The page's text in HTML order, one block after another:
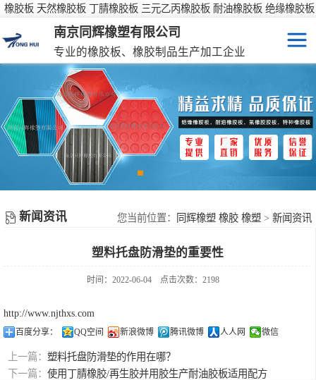
橡胶板 天然橡胶板 丁腈橡胶板 三元乙丙橡胶板 耐油橡胶板 绝缘橡胶板
南京同辉橡塑有限公司
专业的橡胶板、橡胶制品生产加工企业
新闻资讯 您当前位置： 同辉橡塑 橡胶 橡塑 > 新闻资讯
塑料托盘防滑垫的重要性
时间：2022-06-04 点击次数：2198
http://www.njthxs.com
百度分享： QQ空间 新浪微博 腾讯微博 人人网 微信
上一篇： 塑料托盘防滑垫的作用在哪？
下一篇： 使用丁腈橡胶/再生胶并用胶生产耐油胶板适用配方
特种橡胶板
防滑橡胶垫
彩色橡胶垫